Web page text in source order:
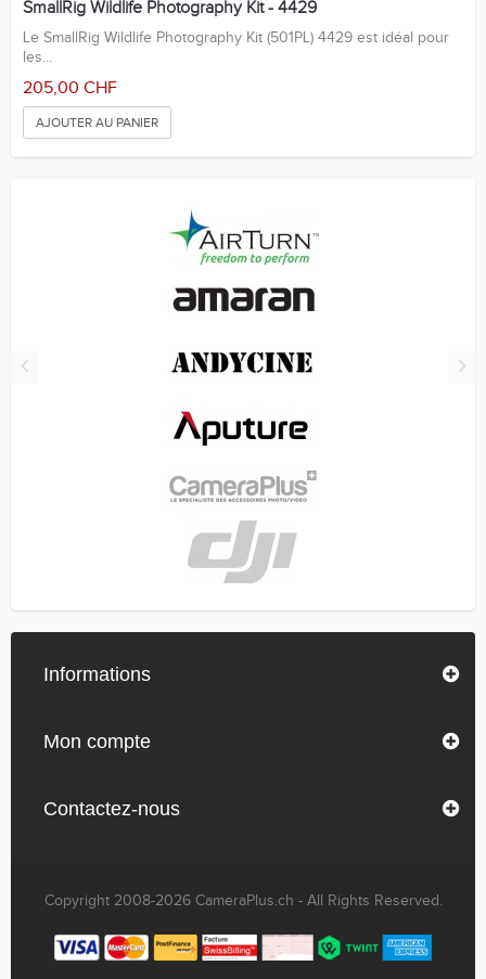
SmallRig Wildlife Photography Kit - 4429
Le SmallRig Wildlife Photography Kit (501PL) 4429 est idéal pour
les...
205,00 CHF
AJOUTER AU PANIER
Informations
Mon compte
Contactez-nous
Copyright 2008-2026 CameraPlus.ch - All Rights Reserved.